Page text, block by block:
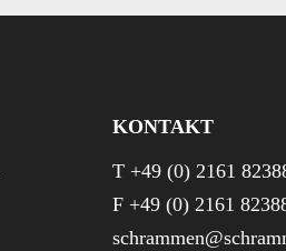
KONTAKT
T +49 (0) 2161
F +49 (0) 2161